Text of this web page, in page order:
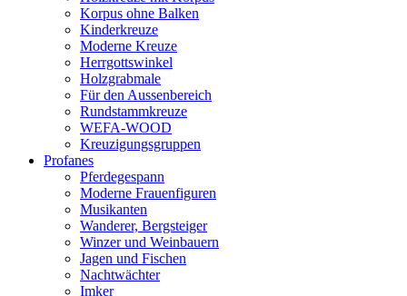
Korpus ohne Balken
Kinderkreuze
Moderne Kreuze
Herrgottswinkel
Holzgrabmale
Für den Aussenbereich
Rundstammkreuze
WEFA-WOOD
Kreuzigungsgruppen
Profanes
Pferdegespann
Moderne Frauenfiguren
Musikanten
Wanderer, Bergsteiger
Winzer und Weinbauern
Jagen und Fischen
Nachtwächter
Imker